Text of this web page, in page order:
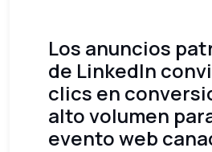
Los anuncios
de LinkedIn
clics en
alto volumen
evento web